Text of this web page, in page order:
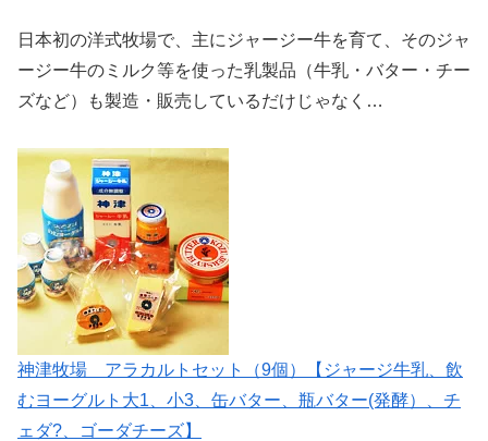
日本初の洋式牧場で、主にジャージー牛を育て、そのジャ
ージー牛のミルク等を使った乳製品（牛乳・バター・チー
ズなど）も製造・販売しているだけじゃなく…
神津牧場 アラカルトセット（9個）【ジャージ牛乳、飲
むヨーグルト大1、小3、缶バター、瓶バター(発酵）、チ
ェダ?、ゴーダチーズ】